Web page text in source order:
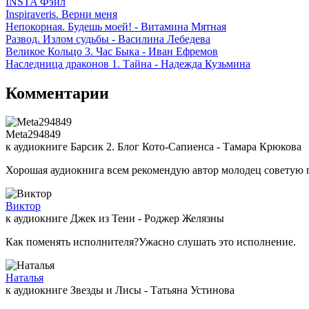
Inspiraveris. Верни меня
Непокорная. Будешь моей! - Витамина Мятная
Развод. Излом судьбы - Василина Лебедева
Великое Кольцо 3. Час Быка - Иван Ефремов
Наследница драконов 1. Тайна - Надежда Кузьмина
Комментарии
Meta294849
к аудиокниге Барсик 2. Блог Кото-Сапиенса - Тамара Крюкова
Хорошая аудиокнига всем рекомендую автор молодец советую
Виктор
к аудиокниге Джек из Тени - Роджер Желязны
Как поменять исполнителя?Ужасно слушать это исполнение.
Наталья
к аудиокниге Звезды и Лисы - Татьяна Устинова